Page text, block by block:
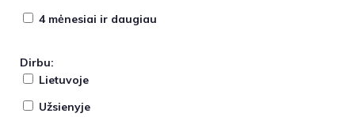
4 mėnesiai ir daugiau
Dirbu:
Lietuvoje
Užsienyje